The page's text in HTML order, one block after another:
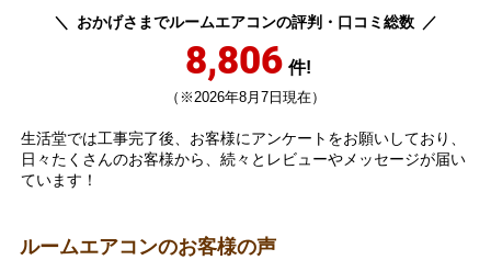
おかげさまでルームエアコンの評判・口コミ総数
8,806 件!
（※2026年8月7日現在）
生活堂では工事完了後、お客様にアンケートをお願いしており、
日々たくさんのお客様から、続々とレビューやメッセージが届い
ています！
ルームエアコンのお客様の声